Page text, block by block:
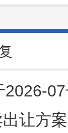
让方